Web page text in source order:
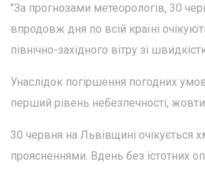
"За прогнозами метеорологів, 30
впродовж дня по всій країні
північно-західного вітру зі
Унаслідок погіршення погодних
перший рівень небезпечності,
30 червня на Львівщині очікується
проясненнями. Вдень без істотних